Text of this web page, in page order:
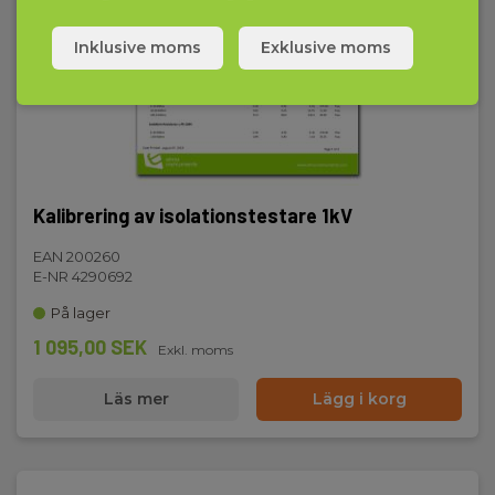
Internt:
Kommunikation
USB,Bluetooth
Kalibrering av isolationstestare 1kV
EAN 200260
E-NR 4290692
På lager
1 095,00 SEK Exkl. moms
Läs mer Lägg i korg
Inklusive moms Exklusive moms